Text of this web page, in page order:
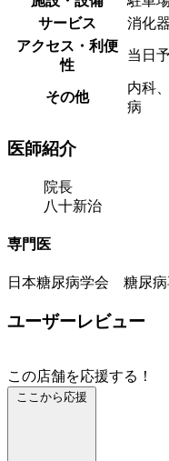
サービス
消化
アクセス・利便
性
当日
その他
内科
病
医師紹介
院長
八十新治
専門医
日本糖尿病学会 糖尿病
ユーザーレビュー
この店舗を応援する！
ここから応援